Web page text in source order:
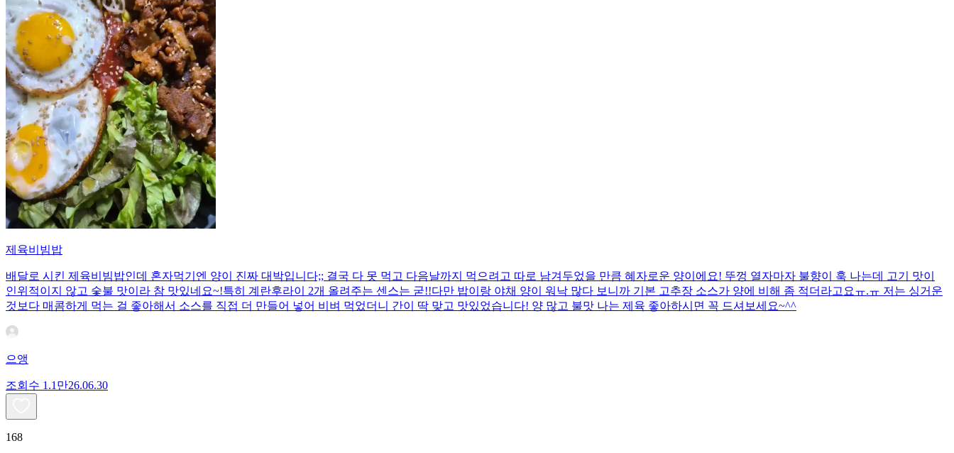
제육비빔밥
배달로 시킨 제육비빔밥인데 혼자먹기엔 양이 진짜 대박입니다;; 결국 다 못 먹고 다음날까지 먹으려고 따로 남겨두었을 만큼 혜자로운 양이에요! 뚜껑 열자마자 불향이 훅 나는데 고기 맛이
인위적이지 않고 숯불 맛이라 참 맛있네요~!특히 계란후라이 2개 올려주는 센스는 굳!! ​다만 밥이랑 야채 양이 워낙 많다 보니까 기본 고추장 소스가 양에 비해 좀 적더라고요ㅠ.ㅠ 저는 싱거운
것보다 매콤하게 먹는 걸 좋아해서 소스를 직접 더 만들어 넣어 비벼 먹었더니 간이 딱 맞고 맛있었습니다! 양 많고 불맛 나는 제육 좋아하시면 꼭 드셔보세요~^^
으앵
조회수 1.1만26.06.30
168